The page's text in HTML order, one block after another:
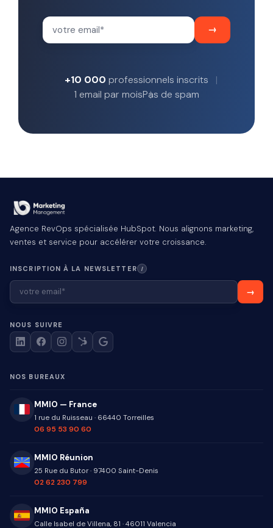
+10 000 professionnels inscrits
1 email par moisPas de spam
Agence RevOps spécialisée HubSpot. Nous alignons marketing,
ventes et service pour accélérer votre croissance.
INSCRIPTION À LA NEWSLETTER I
NOUS SUIVRE
NOS BUREAUX
MMIO — France
1 rue du Ruisseau · 66440 Torreilles
06 95 53 90 60
MMIO Réunion
25 Rue du Butor· 97400 Saint-Denis
02 62 230 799
MMIO España
Calle Isabel de Villena, 81 · 46011 Valencia